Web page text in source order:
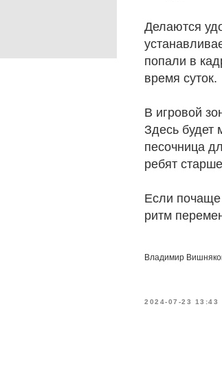
Делаются
попали в
время суток.
В игровой
Здесь будет
песочница
ребят
Если почаще
ритм
Владимир
2024-07-23 13:43